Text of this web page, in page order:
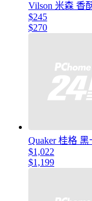
Vilson 米森 香
$245
$270
Quaker 桂格
$1,022
$1,199